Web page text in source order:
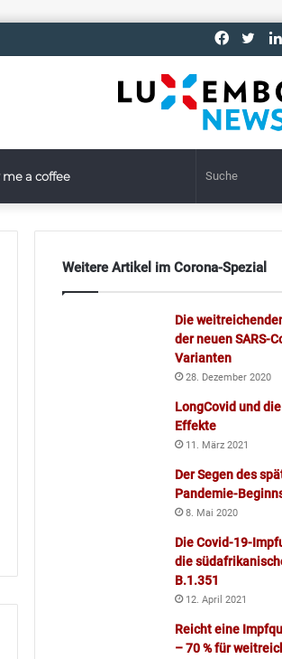
Facebook
me a coffee
Weitere Artikel im Corona-Spezial
Die
der neuen SARS-
Varianten
28. Dezember 2020
LongCovid und
Effekte
11. März 2021
Der Segen des
Pandemie-
8. Mai 2020
Die Covid-19-
die
B.1.351
12. April 2021
Reicht eine
– 70 % für